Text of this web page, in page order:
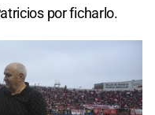
por ficharlo.